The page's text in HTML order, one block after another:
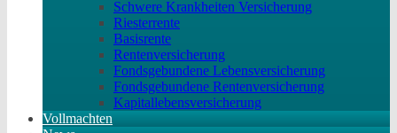
Schwere Krankheiten Versicherung
Riesterrente
Basisrente
Rentenversicherung
Fondsgebundene Lebensversicherung
Fondsgebundene Rentenversicherung
Kapitallebensversicherung
Vollmachten